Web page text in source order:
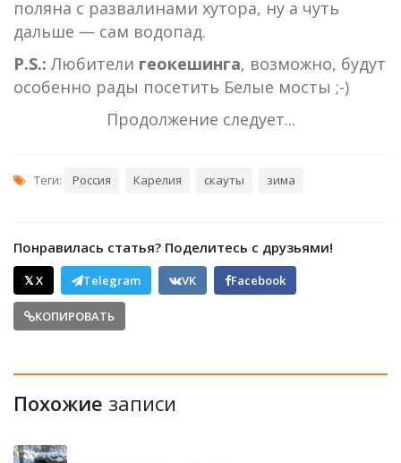
поляна с развалинами хутора, ну а чуть
дальше — сам водопад.
P.S.: Любители геокешинга, возможно, будут
особенно рады посетить Белые мосты ;-)
Продолжение следует...
Теги: Россия Карелия скауты зима
Понравилась статья? Поделитесь с друзьями!
𝕏 X Telegram VK Facebook
КОПИРОВАТЬ
Похожие записи